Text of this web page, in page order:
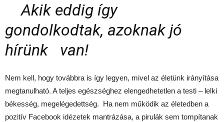
Akik eddig így
gondolkodtak, azoknak jó
hírünk van!
Nem kell, hogy továbbra is így legyen, mivel az életünk irányítása
megtanulható. A teljes egészséghez elengedhetetlen a testi – lelki
békesség, megelégedettség. Ha nem működik az életedben a
pozitív Facebook idézetek mantrázása, a pirulák sem tompítanak